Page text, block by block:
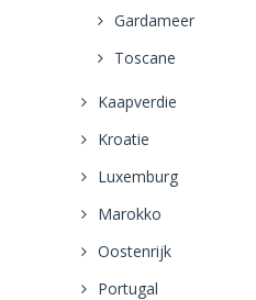
Gardameer
Toscane
Kaapverdie
Kroatie
Luxemburg
Marokko
Oostenrijk
Portugal